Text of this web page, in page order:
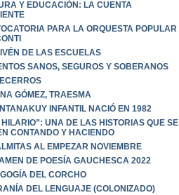
Y EDUCACIÓN: LA CUENTA
PARA LA ORQUESTA POPULAR
DE LAS ESCUELAS
SANOS, SEGUROS Y SOBERANOS
GÓMEZ, TRAESMA
INFANTIL NACIÓ EN 1982
HILARIO”: UNA DE LAS HISTORIAS QUE SE
CONTANDO Y HACIENDO
AL EMPEZAR NOVIEMBRE
DE POESÍA GAUCHESCA 2022
DEL CORCHO
DEL LENGUAJE (COLONIZADO)